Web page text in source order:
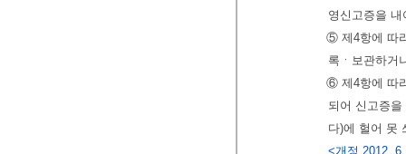
영신고증을
⑤ 제4항에 따
록ㆍ보관하거
⑥ 제4항에 따
되어 신고증
다)에 헐어 못
<개정 2012.